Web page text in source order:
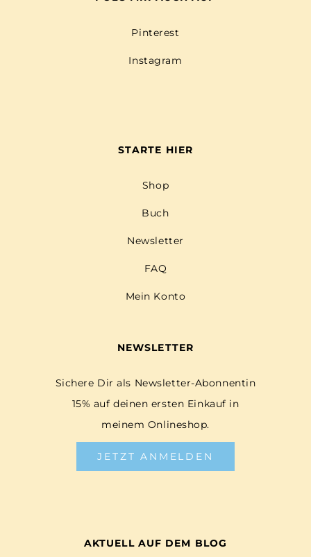
Pinterest
Instagram
STARTE HIER
Shop
Buch
Newsletter
FAQ
Mein Konto
NEWSLETTER
Sichere Dir als Newsletter-Abonnentin
15% auf deinen ersten Einkauf in
meinem Onlineshop.
JETZT ANMELDEN
AKTUELL AUF DEM BLOG